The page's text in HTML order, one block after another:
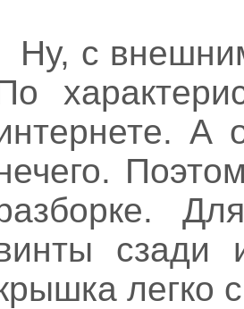
Ну, с
А
сзади
легко